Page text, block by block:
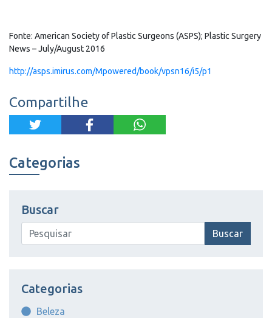
Fonte: American Society of Plastic Surgeons (ASPS); Plastic Surgery
News – July/August 2016
http://asps.imirus.com/Mpowered/book/vpsn16/i5/p1
Compartilhe
Categorias
Buscar
Buscar
Categorias
Beleza